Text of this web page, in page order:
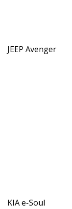
JEEP Avenger
KIA e-Soul